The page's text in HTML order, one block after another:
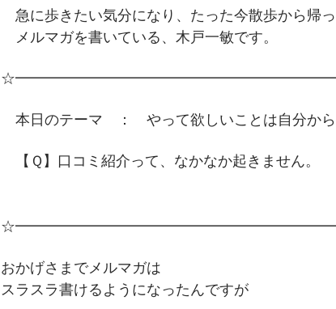
急に歩きたい気分になり、たった今散歩から帰
メルマガを書いている、木戸一敏です。
本日のテーマ ： やって欲しいことは自分から
【Ｑ】口コミ紹介って、なかなか起きません。
おかげさまでメルマガは
スラスラ書けるようになったんですが